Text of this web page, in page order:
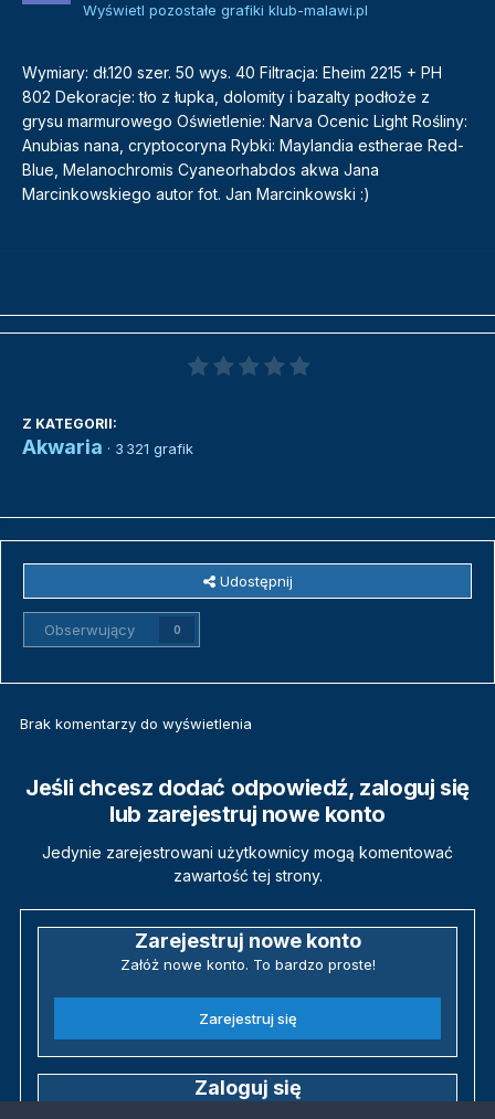
Wyświetl pozostałe grafiki klub-malawi.pl
Wymiary: dł.120 szer. 50 wys. 40 Filtracja: Eheim 2215 + PH
802 Dekoracje: tło z łupka, dolomity i bazalty podłoże z
grysu marmurowego Oświetlenie: Narva Ocenic Light Rośliny:
Anubias nana, cryptocoryna Rybki: Maylandia estherae Red-
Blue, Melanochromis Cyaneorhabdos akwa Jana
Marcinkowskiego autor fot. Jan Marcinkowski :)
Z KATEGORII:
Akwaria · 3 321 grafik
Udostępnij
Obserwujący 0
Brak komentarzy do wyświetlenia
Jeśli chcesz dodać odpowiedź, zaloguj się
lub zarejestruj nowe konto
Jedynie zarejestrowani użytkownicy mogą komentować
zawartość tej strony.
Zarejestruj nowe konto
Załóż nowe konto. To bardzo proste!
Zarejestruj się
Zaloguj się